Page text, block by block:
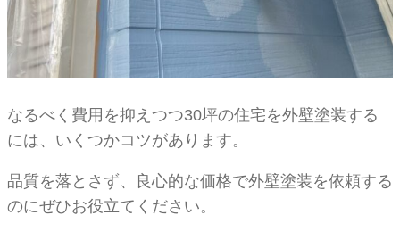
なるべく費用を抑えつつ30坪の住宅を外壁塗装する
には、いくつかコツがあります。
品質を落とさず、良心的な価格で外壁塗装を依頼する
のにぜひお役立てください。